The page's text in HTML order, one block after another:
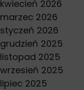
kwiecień 2026
marzec 2026
styczeń 2026
grudzień 2025
listopad 2025
wrzesień 2025
lipiec 2025